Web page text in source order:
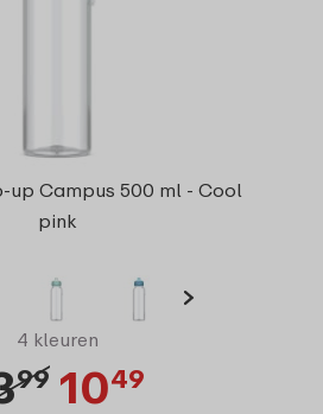
Campus 500 ml - Cool
pink
4 kleuren
99 1049